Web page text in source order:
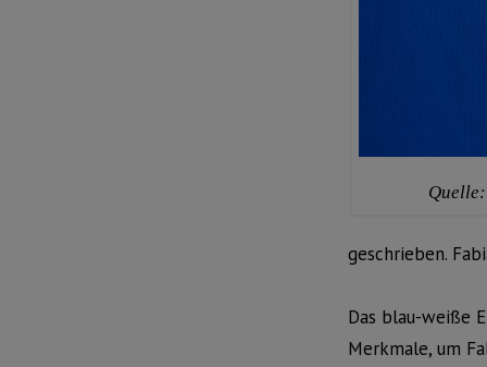
geschrieben.
Das blau-weiße
Merkmale, um